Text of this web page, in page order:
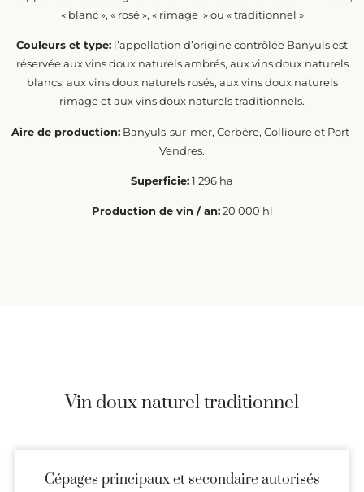
« blanc », « rosé », « rimage » ou « traditionnel »
Couleurs et type: l’appellation d’origine contrôlée Banyuls est
réservée aux vins doux naturels ambrés, aux vins doux naturels
blancs, aux vins doux naturels rosés, aux vins doux naturels
rimage et aux vins doux naturels traditionnels.
Aire de production:Banyuls-sur-mer, Cerbère, Collioure et Port-
Vendres.
Superficie:1 296 ha
Production de vin / an:20 000 hl
Vin doux naturel traditionnel
Cépages principaux et secondaire autorisés